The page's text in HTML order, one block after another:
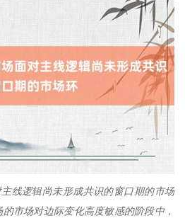
线逻辑尚未形成共识的窗口期的市场
市场对边际变化高度敏感的阶段中，